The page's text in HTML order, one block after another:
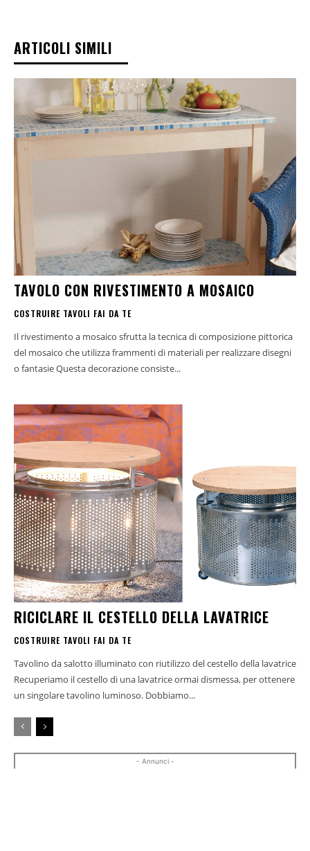
ARTICOLI SIMILI
TAVOLO CON RIVESTIMENTO A MOSAICO
COSTRUIRE TAVOLI FAI DA TE
Il rivestimento a mosaico sfrutta la tecnica di composizione pittorica
del mosaico che utilizza frammenti di materiali per realizzare disegni
o fantasie Questa decorazione consiste...
RICICLARE IL CESTELLO DELLA LAVATRICE
COSTRUIRE TAVOLI FAI DA TE
Tavolino da salotto illuminato con riutilizzo del cestello della lavatrice
Recuperiamo il cestello di una lavatrice ormai dismessa, per ottenere
un singolare tavolino luminoso. Dobbiamo...
- Annunci -